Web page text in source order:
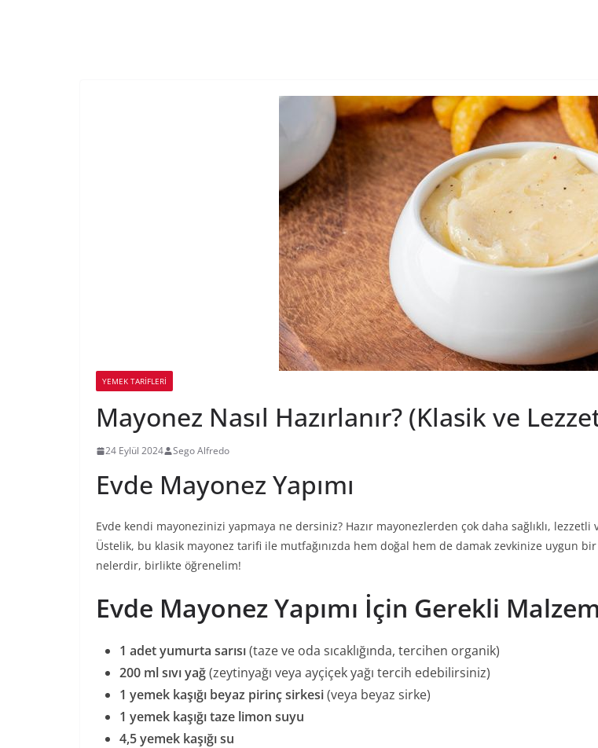
YEMEK TARİFLERİ
Mayonez Nasıl Hazırlanır? (Klasik ve
24 Eylül 2024 Sego Alfredo
Evde Mayonez Yapımı
Evde kendi mayonezinizi yapmaya ne dersiniz? Hazır mayonezlerden çok daha sağlıklı, lezzetli
Üstelik, bu klasik mayonez tarifi ile mutfağınızda hem doğal hem de damak zevkinize uygun
nelerdir, birlikte öğrenelim!
Evde Mayonez Yapımı İçin Gerekli
1 adet yumurta sarısı(taze ve oda sıcaklığında, tercihen organik)
200 ml sıvı yağ(zeytinyağı veya ayçiçek yağı tercih edebilirsiniz)
1 yemek kaşığı beyaz pirinç sirkesi(veya beyaz sirke)
1 yemek kaşığı taze limon suyu
4,5 yemek kaşığı su